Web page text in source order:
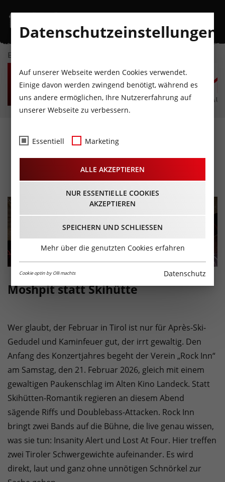
EVENTKALENDER
DO
6
AUGUST
FR
7
AUGUST
SA
8
AUGUST
SO
9
AUGUST
MO
10
AUGUST
Insanity Alert und Lost At
Four im Alten Kino
21.02.2026 - Beginn 20:00 Uhr
Moshpit statt Skihütte
Wer glaubt, der Februar in Tirol ist nur für Après-Ski-
Gedudel und Kaminfeuer gut, der irrt gewaltig. Den
Anfang des Konzertjahres begeht der Verein „Rock Inn“
am Samstag, den 21. Februar 2026, gleich mit einem
gewaltigen Paukenschlag im Alten Kino Landeck. Statt
Skihütten-Romantik regieren an diesem Abend
sägende Riffs und Doublebass-Attacken. Rock Inn
bringt zwei Bands auf die Bühne, die live genau wissen,
was sie tun: Insanity Alert und Lost At Four. Hier treffen
zwei Tiroler Schwergewichte aufeinander. Es wird
direkt, laut und ganz ohne unnötigen Schnörkel zur
Datenschutzeinstellungen
Auf unserer Webseite werden Cookies verwendet.
Einige davon werden zwingend benötigt, während es
uns andere ermöglichen, Ihre Nutzererfahrung auf
unserer Webseite zu verbessern.
Essentiell Marketing
ALLE AKZEPTIEREN
NUR ESSENTIELLE COOKIES
AKZEPTIEREN
SPEICHERN UND SCHLIESSEN
Mehr über die genutzten Cookies erfahren
Cookie optin by Olli machts Datenschutz